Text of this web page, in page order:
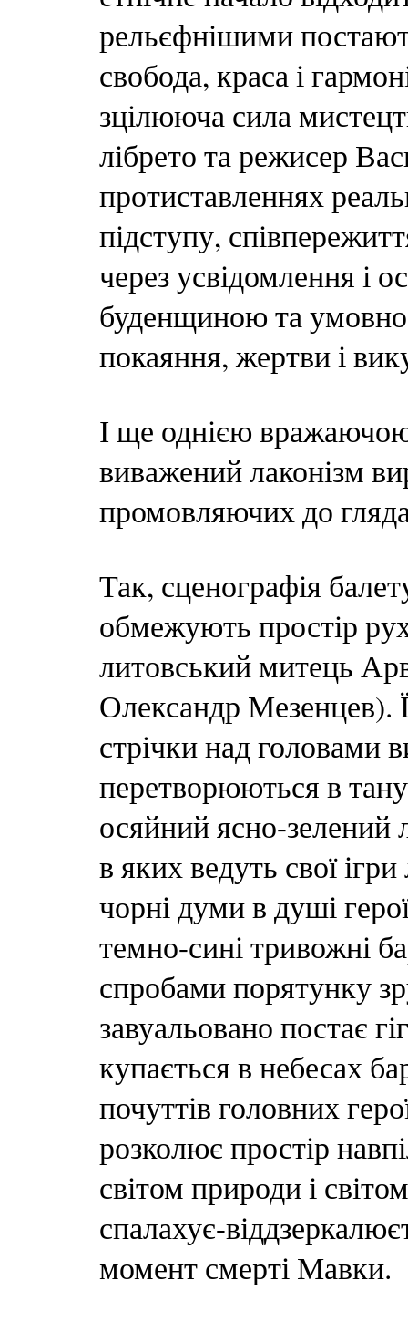
рельєфнішими
свобода, краса і
зцілююча сила
лібрето та режисер
протиставленнях
підступу,
через усвідомлення і
буденщиною та
покаяння, жертви і
І ще однією
виважений лаконізм
промовляючих до
Так, сценографія
обмежують простір
литовський митець
Олександр Мезенцев).
стрічки над головами
перетворюються в
осяйний ясно-зелений
в яких ведуть свої
чорні думи в душі
темно-сині тривожні
спробами порятунку
завуальовано постає
купається в небесах
почуттів головних
розколює простір
світом природи і
спалахує-
момент смерті Мавки.